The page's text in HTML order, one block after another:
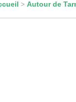
> Autour de